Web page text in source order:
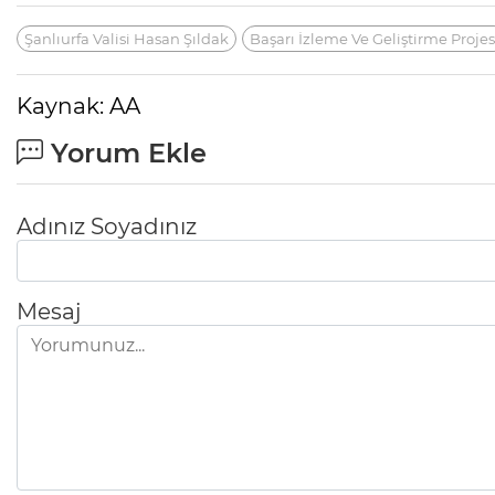
Şanlıurfa Valisi Hasan Şıldak Başarı İzleme Ve Geliştirme
Kaynak: AA
Yorum Ekle
Adınız Soyadınız
Mesaj